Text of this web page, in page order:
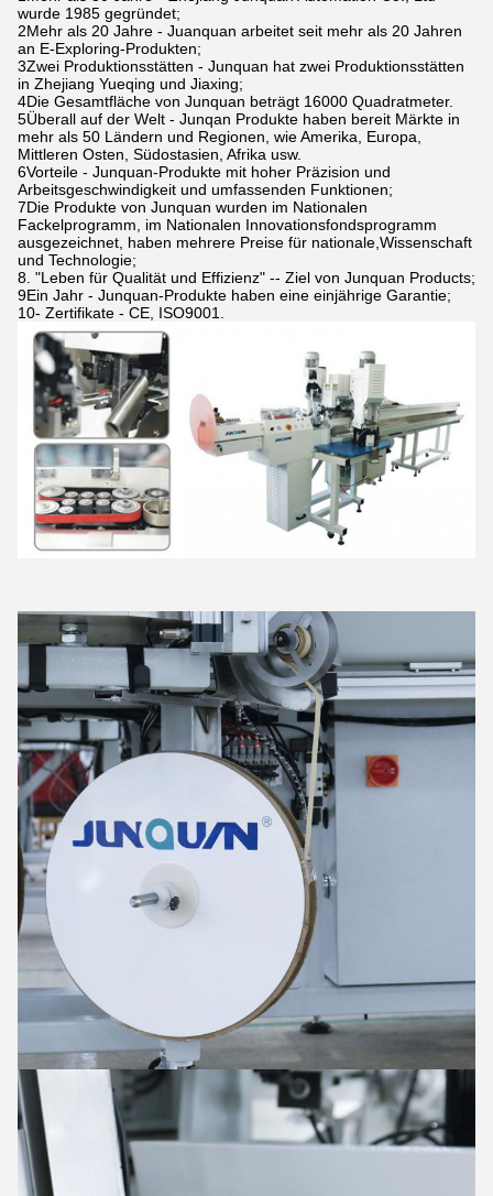
wurde 1985 gegründet;
2Mehr als 20 Jahre - Juanquan arbeitet seit mehr als 20 Jahren
an E-Exploring-Produkten;
3Zwei Produktionsstätten - Junquan hat zwei Produktionsstätten
in Zhejiang Yueqing und Jiaxing;
4Die Gesamtfläche von Junquan beträgt 16000 Quadratmeter.
5Überall auf der Welt - Junqan Produkte haben bereit Märkte in
mehr als 50 Ländern und Regionen, wie Amerika, Europa,
Mittleren Osten, Südostasien, Afrika usw.
6Vorteile - Junquan-Produkte mit hoher Präzision und
Arbeitsgeschwindigkeit und umfassenden Funktionen;
7Die Produkte von Junquan wurden im Nationalen
Fackelprogramm, im Nationalen Innovationsfondsprogramm
ausgezeichnet, haben mehrere Preise für nationale,Wissenschaft
und Technologie;
8. "Leben für Qualität und Effizienz" -- Ziel von Junquan Products;
9Ein Jahr - Junquan-Produkte haben eine einjährige Garantie;
10- Zertifikate - CE, ISO9001.